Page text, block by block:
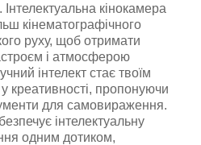
кінокамера
кінематографічного
руху, щоб отримати
і атмосферою
інтелект стає твоїм
креативності, пропонуючи
для самовираження.
інтелектуальну
одним дотиком,